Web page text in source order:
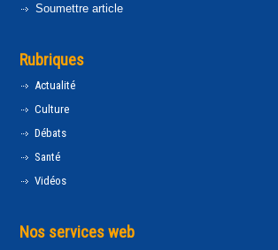
Soumettre article
Rubriques
Actualité
Culture
Débats
Santé
Vidéos
Nos services web